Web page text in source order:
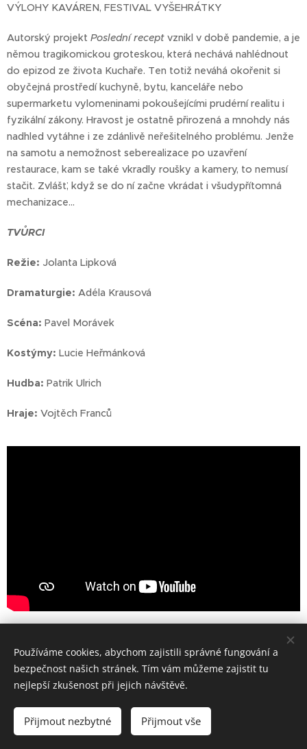
VÝLOHY KAVÁREN, FESTIVAL VYŠEHRÁTKY
Autorský projekt Poslední recept vznikl v době pandemie, a je
němou tragikomickou groteskou, která nechává nahlédnout
do epizod ze života Kuchaře. Ten totiž neváhá okořenit si
obyčejná prostředí kuchyně, bytu, kanceláře nebo
supermarketu vylomeninami pokoušejícími prudérní realitu i
fyzikální zákony. Hravost je ostatně přirozená a mnohdy nás
nadhled vytáhne i ze zdánlivě neřešitelného problému. Jenže
na samotu a nemožnost seberealizace po uzavření
restaurace, kam se také vkradly roušky a kamery, to nemusí
stačit. Zvlášť, když se do ní začne vkrádat i všudypřítomná
mechanizace…
TVŮRCI
Režie: Jolanta Lipková
Dramaturgie: Adéla Krausová
Scéna: Pavel Morávek
Kostýmy: Lucie Heřmánková
Hudba: Patrik Ulrich
Hraje: Vojtěch Franců
Vytvořeno službou Cookies
Používáme cookies, abychom zajistili správné fungování a
bezpečnost našich stránek. Tím vám můžeme zajistit tu
nejlepší zkušenost při jejich návštěvě.
Přijmout nezbytné Přijmout vše